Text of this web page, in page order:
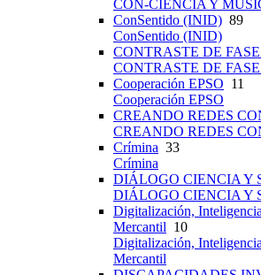
CON-CIENCIA Y
ConSentido (INID) 89
ConSentido (INID)
CONTRASTE DE
CONTRASTE DE
Cooperación EPSO 11
Cooperación EPSO
CREANDO REDES
CREANDO REDES
Crímina 33
Crímina
DIÁLOGO CIENCIA Y
DIÁLOGO CIENCIA Y
Digitalización,
Mercantil 10
Digitalización,
Mercantil